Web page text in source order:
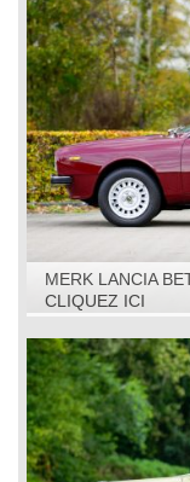
MERK LANCIA
CLIQUEZ ICI